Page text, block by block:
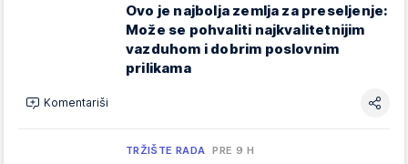
Ovo je najbolja zemlja za preseljenje:
Može se pohvaliti najkvalitetnijim
vazduhom i dobrim poslovnim
prilikama
Komentariši
TRŽIŠTE RADA PRE 9 H